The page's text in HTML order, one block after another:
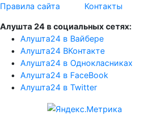
Правила сайта
Контакты
Алушта 24 в социальных сетях:
Алушта24 в Вайбере
Алушта24 ВКонтакте
Алушта24 в Однокласниках
Алушта24 в FaceBook
Алушта24 в Twitter